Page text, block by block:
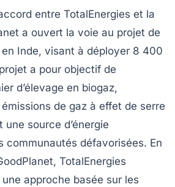
entre TotalEnergies et la
a ouvert la voie au projet de
en Inde, visant à déployer 8 400
a pour objectif de
d’élevage en biogaz,
émissions de gaz à effet de serre
source d’énergie
communautés défavorisées. En
TotalEnergies
une approche basée sur les